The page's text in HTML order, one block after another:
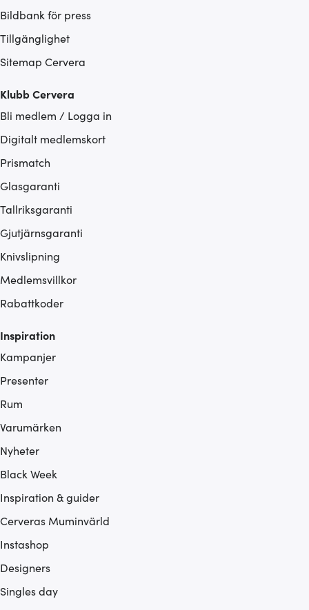
Bildbank för press
Tillgänglighet
Sitemap Cervera
Klubb Cervera
Bli medlem / Logga in
Digitalt medlemskort
Prismatch
Glasgaranti
Tallriksgaranti
Gjutjärnsgaranti
Knivslipning
Medlemsvillkor
Rabattkoder
Inspiration
Kampanjer
Presenter
Rum
Varumärken
Nyheter
Black Week
Inspiration & guider
Cerveras Muminvärld
Instashop
Designers
Singles day